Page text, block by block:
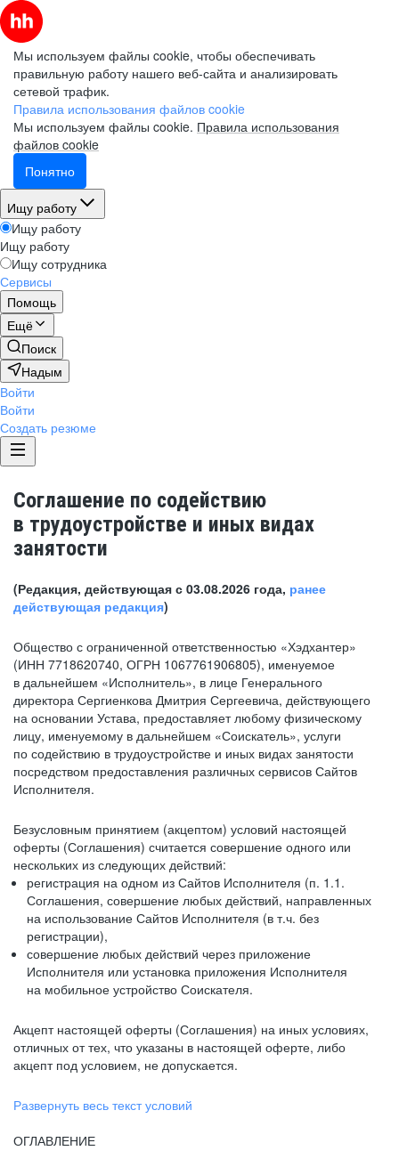
Мы используем файлы cookie, чтобы обеспечивать
правильную работу нашего веб-сайта и анализировать
сетевой трафик.
Правила использования файлов cookie
Мы используем файлы cookie. Правила использования
файлов cookie
Понятно
Ищу работу
Ищу работу
Ищу работу
Ищу сотрудника
Сервисы
Помощь
Ещё
Поиск
Надым
Войти
Войти
Создать резюме
Соглашение по содействию
в трудоустройстве и иных видах
занятости
(Редакция, действующая с 03.08.2026 года, ранее
действующая редакция)
Общество с ограниченной ответственностью «Хэдхантер»
(ИНН 7718620740, ОГРН 1067761906805), именуемое
в дальнейшем «Исполнитель», в лице Генерального
директора Сергиенкова Дмитрия Сергеевича, действующего
на основании Устава, предоставляет любому физическому
лицу, именуемому в дальнейшем «Соискатель», услуги
по содействию в трудоустройстве и иных видах занятости
посредством предоставления различных сервисов Сайтов
Исполнителя.
Безусловным принятием (акцептом) условий настоящей
оферты (Соглашения) считается совершение одного или
нескольких из следующих действий:
регистрация на одном из Сайтов Исполнителя (п. 1.1.
Соглашения, совершение любых действий, направленных
на использование Сайтов Исполнителя (в т.ч. без
регистрации),
совершение любых действий через приложение
Исполнителя или установка приложения Исполнителя
на мобильное устройство Соискателя.
Акцепт настоящей оферты (Соглашения) на иных условиях,
отличных от тех, что указаны в настоящей оферте, либо
акцепт под условием, не допускается.
Развернуть весь текст условий
ОГЛАВЛЕНИЕ